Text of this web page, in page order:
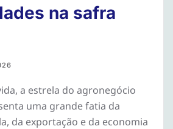
na safra
a estrela do agronegócio
uma grande fatia da
da exportação e da economia